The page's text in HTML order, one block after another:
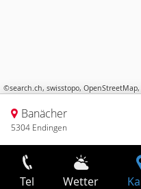
©search.ch, swisstopo, OpenStreetMap,
Banächer
5304 Endingen
Tel Wetter